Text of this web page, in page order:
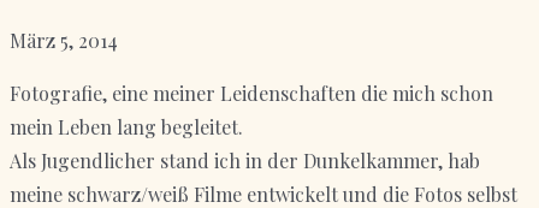
März 5, 2014
Fotografie, eine meiner Leidenschaften die mich schon
mein Leben lang begleitet.
Als Jugendlicher stand ich in der Dunkelkammer, hab
meine schwarz/weiß Filme entwickelt und die Fotos selbst